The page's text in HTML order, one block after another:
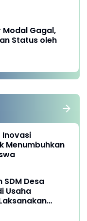
Modal Gagal,
Status oleh
Inovasi
Menumbuhkan
SDM Desa
Usaha